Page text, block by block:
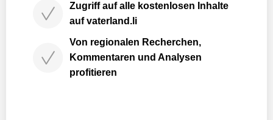
Zugriff auf alle kostenlosen Inhalte
auf vaterland.li
Von regionalen Recherchen,
Kommentaren und Analysen
profitieren